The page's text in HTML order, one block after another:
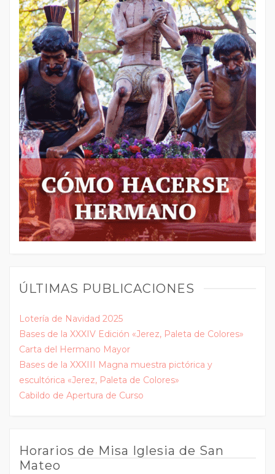
ÚLTIMAS PUBLICACIONES
Lotería de Navidad 2025
Bases de la XXXIV Edición «Jerez, Paleta de Colores»
Carta del Hermano Mayor
Bases de la XXXIII Magna muestra pictórica y
escultórica «Jerez, Paleta de Colores»
Cabildo de Apertura de Curso
Horarios de Misa Iglesia de San
Mateo